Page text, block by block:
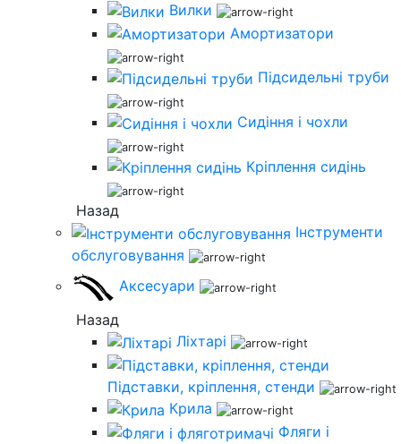
Вилки
Амортизатори
Підсидельні труби
Сидіння і чохли
Кріплення сидінь
Назад
Інструменти
обслуговування
Аксесуари
Назад
Ліхтарі
Підставки, кріплення, стенди
Крила
Фляги і